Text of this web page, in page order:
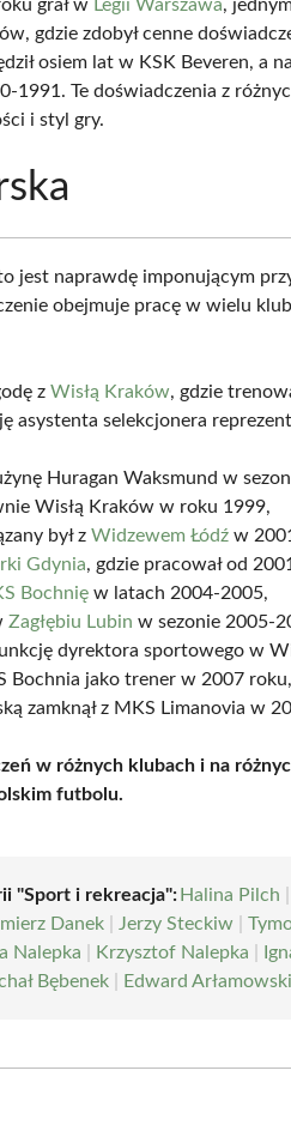
grał w Legii Warszawa,
gdzie zdobył cenne
osiem lat w KSK Beveren, a
1991. Te doświadczenia z
i styl gry.
jest naprawdę imponującym
obejmuje pracę w wielu
z Wisłą Kraków, gdzie
asystenta selekcjonera
Huragan Waksmund w
Wisłą Kraków w roku 1999,
był z Widzewem Łódź w
Gdynia, gdzie pracował od
Bochnię w latach 2004-2005,
Zagłębiu Lubin w sezonie 2005-
dyrektora sportowego w
Bochnia jako trener w 2007 roku,
zamknął z MKS Limanovia w
w różnych klubach i na
futbolu.
"Sport i rekreacja":Halina Pilch
Danek Jerzy Steckiw
Nalepka Krzysztof Nalepka
Bębenek Edward Arłamowski